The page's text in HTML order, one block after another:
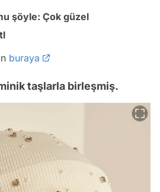
şöyle: Çok güzel
buraya
taşlarla birleşmiş.